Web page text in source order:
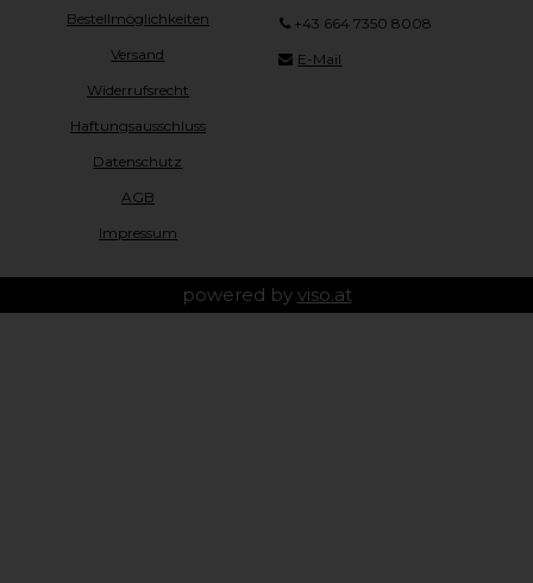
Bestellmöglichkeiten
Versand
Widerrufsrecht
Haftungsausschluss
Datenschutz
AGB
Impressum
+43 664 7350 8008
E-Mail
powered by viso.at